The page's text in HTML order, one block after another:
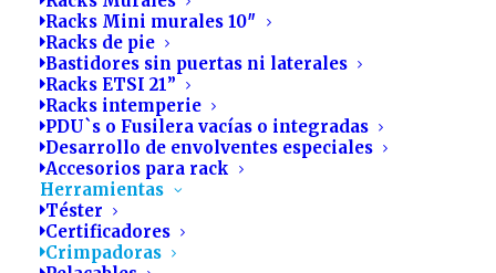
Racks Mini murales 10″
Racks de pie
Bastidores sin puertas ni laterales
Racks ETSI 21”
Racks intemperie
PDU`s o Fusilera vacías o integradas
Desarrollo de envolventes especiales
Accesorios para rack
Herramientas
Téster
Certificadores
Crimpadoras
CRIMPADORA CON CARRACA